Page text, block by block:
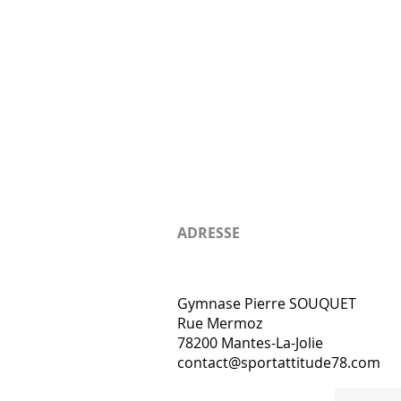
ADRESSE
Gymnase Pierre SOUQUET
Rue Mermoz
78200 Mantes-La-Jolie
contact@sportattitude78.com